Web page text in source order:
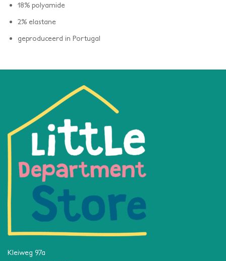
18% polyamide
2% elastane
geproduceerd in Portugal
Kleiweg 97a